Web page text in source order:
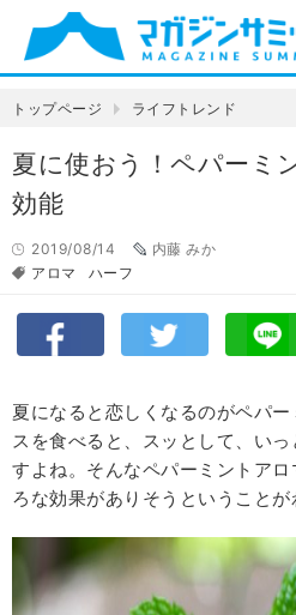
トップページ ライフトレンド
夏に使おう！ペパーミ
効能
2019/08/14
内藤 みか
アロマ
ハーフ
夏になると恋しくなるのがペパ
スを食べると、スッとして、い
すよね。そんなペパーミントア
ろな効果がありそうということが